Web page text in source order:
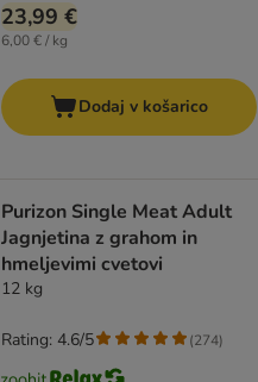
23,99 €
6,00 € / kg
Dodaj v košarico
Purizon Single Meat Adult
Jagnjetina z grahom in
hmeljevimi cvetovi
12 kg
Rating: 4.6/5 (274)